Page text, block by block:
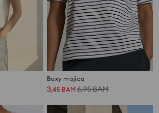
Boxy majica
3,45 BAM 6,95BAM